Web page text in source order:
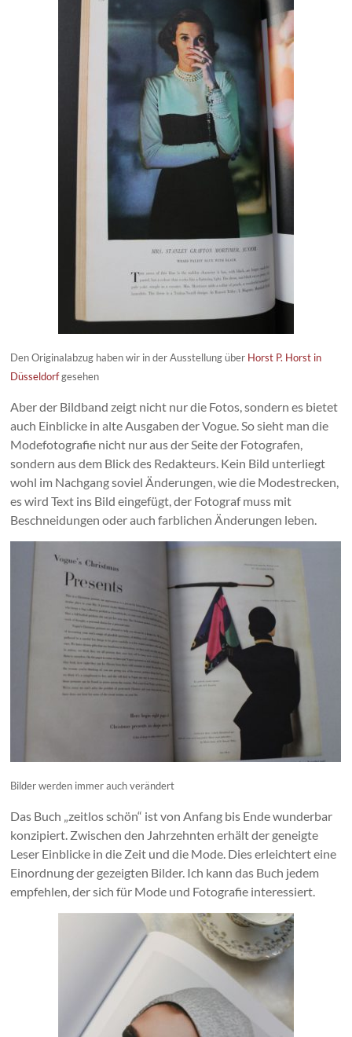
Den Originalabzug haben wir in der Ausstellung über Horst P. Horst in
Düsseldorfgesehen
Aber der Bildband zeigt nicht nur die Fotos, sondern es bietet
auch Einblicke in alte Ausgaben der Vogue. So sieht man die
Modefotografie nicht nur aus der Seite der Fotografen,
sondern aus dem Blick des Redakteurs. Kein Bild unterliegt
wohl im Nachgang soviel Änderungen, wie die Modestrecken,
es wird Text ins Bild eingefügt, der Fotograf muss mit
Beschneidungen oder auch farblichen Änderungen leben.
Bilder werden immer auch verändert
Das Buch „zeitlos schön“ ist von Anfang bis Ende wunderbar
konzipiert. Zwischen den Jahrzehnten erhält der geneigte
Leser Einblicke in die Zeit und die Mode. Dies erleichtert eine
Einordnung der gezeigten Bilder. Ich kann das Buch jedem
empfehlen, der sich für Mode und Fotografie interessiert.